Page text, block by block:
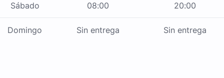
Sábado 08:00 20:00
Domingo Sin entrega Sin entrega